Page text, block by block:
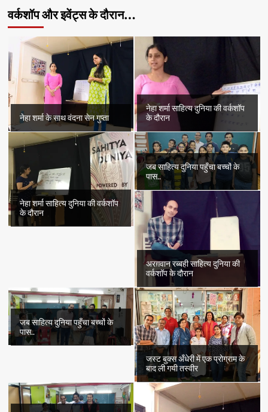
वर्कशॉप और इवेंट्स के दौरान…
नेहा शर्मा के साथ वंदना सेन गुप्ता
नेहा शर्मा साहित्य दुनिया की वर्कशॉप
के दौरान
नेहा शर्मा साहित्य दुनिया की वर्कशॉप
के दौरान
जब साहित्य दुनिया पहुँचा बच्चों के
पास..
अरग़वान रब्बही साहित्य दुनिया की
वर्कशॉप के दौरान
जब साहित्य दुनिया पहुँचा बच्चों के
पास..
जस्ट बुक्स अँधेरी में एक प्रोग्राम के
बाद ली गयी तस्वीर